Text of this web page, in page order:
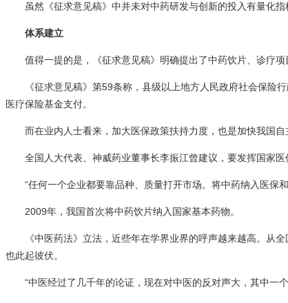
虽然《征求意见稿》中并未对中药研发与创新的投入有量化
体系建立
值得一提的是，《征求意见稿》明确提出了中药饮片、诊疗项
《征求意见稿》第59条称，县级以上地方人民政府社会保
医疗保险基金支付。
而在业内人士看来，加大医保政策扶持力度，也是加快我国自
全国人大代表、神威药业董事长李振江曾建议，要发挥国家
“任何一个企业都要靠品种、质量打开市场。将中药纳入医保
2009年，我国首次将中药饮片纳入国家基本药物。
《中医药法》立法，近些年在学界业界的呼声越来越高。从
也此起彼伏。
“中医经过了几千年的论证，现在对中医的反对声大，其中一